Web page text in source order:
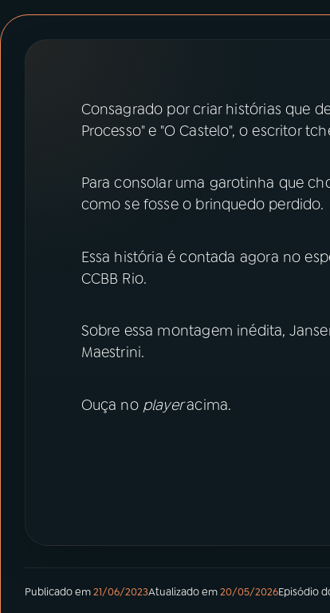
PRÊMIO RÁDIO MEC
YouTube Facebook
Consagrado por criar histórias que
Processo" e "O Castelo", o escritor
Para consolar uma garotinha que
como se fosse o brinquedo perdido.
Essa história é contada agora no
CCBB Rio.
Sobre essa montagem inédita,
Maestrini.
Ouça no playeracima.
Publicado em21/06/2023Atualizado em20/05/2026Episódio